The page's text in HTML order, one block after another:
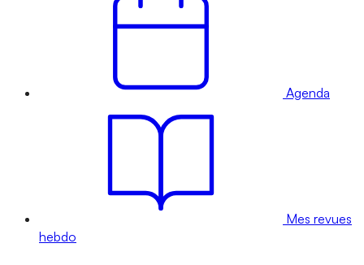
Agenda
Mes revues
hebdo